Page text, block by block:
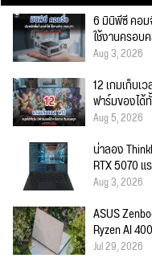
6 มินิพีซี คอ
ใช้งานครอบ
Aug 3, 2026
12 เกมเก็บเ
ฟาร์มของไ
Aug 5, 2026
น่าลอง
RTX 5070
Aug 3, 2026
ASUS
Ryzen AI
Jul 29, 2026